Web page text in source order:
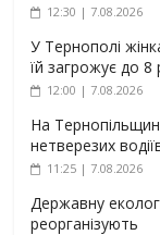
12:30 | 7.08.2026
У Тернополі
їй загрожує до 8
12:00 | 7.08.2026
На
нетверезих
11:25 | 7.08.2026
Державну
реорганізують